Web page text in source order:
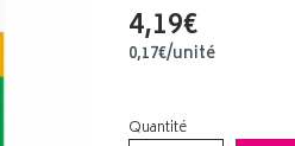
4,19€
0,17€/unité
Quantité